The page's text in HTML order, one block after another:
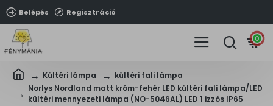
Belépés Regisztráció
0
Kültéri lámpa
kültéri fali lámpa
Norlys Nordland matt króm-fehér LED kültéri fali lámpa/LED
kültéri mennyezeti lámpa (NO-5046AL) LED 1 izzós IP65